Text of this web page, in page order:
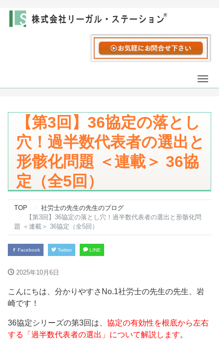
【第3回】36協定の落とし
穴！過半数代表者の選出と
形骸化問題 ＜連載＞ 36協
定（全5回）
TOP
社労士の先生の先生のブログ
【第3回】36協定の落とし穴！過半数代表者の選出と形骸化問
題 ＜連載＞ 36協定（全5回）
Facebook Twitter LINE
2025年10月6日
こんにちは、分かりやすさNo.1社労士の先生の先生、岩
崎です！
36協定シリーズの第3回は、 協定の有効性を根底から左右
する「過半数代表者の選出」について解説します。